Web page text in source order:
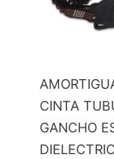
CINTA
GANCHO